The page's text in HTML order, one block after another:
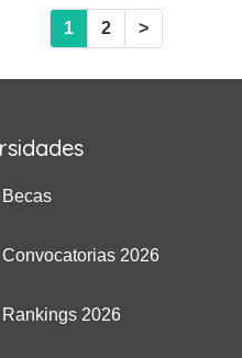
1 2 >
Becas
Convocatorias 2026
Rankings 2026